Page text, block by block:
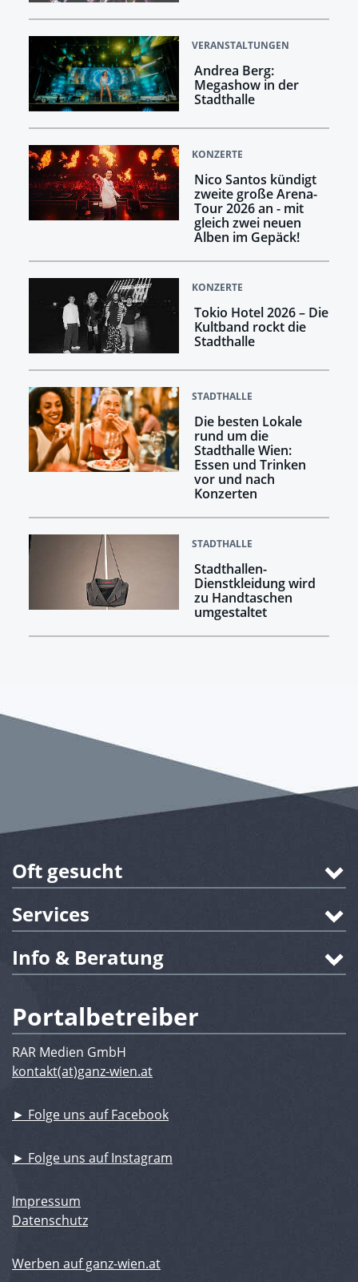
VERANSTALTUNGEN
Andrea Berg:
Megashow in der
Stadthalle
KONZERTE
Nico Santos kündigt
zweite große Arena-
Tour 2026 an - mit
gleich zwei neuen
Alben im Gepäck!
KONZERTE
Tokio Hotel 2026 – Die
Kultband rockt die
Stadthalle
STADTHALLE
Die besten Lokale
rund um die
Stadthalle Wien:
Essen und Trinken
vor und nach
Konzerten
STADTHALLE
Stadthallen-
Dienstkleidung wird
zu Handtaschen
umgestaltet
Oft gesucht
Services
Info & Beratung
Portalbetreiber
RAR Medien GmbH
kontakt(at)ganz-wien.at
► Folge uns auf Facebook
► Folge uns auf Instagram
Impressum
Datenschutz
Werben auf ganz-wien.at